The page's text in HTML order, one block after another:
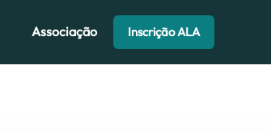
Associação Inscrição ALA